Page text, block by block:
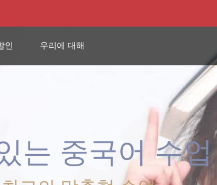
인
인 우리에 대해
우리에 대해
는 중국어 수업